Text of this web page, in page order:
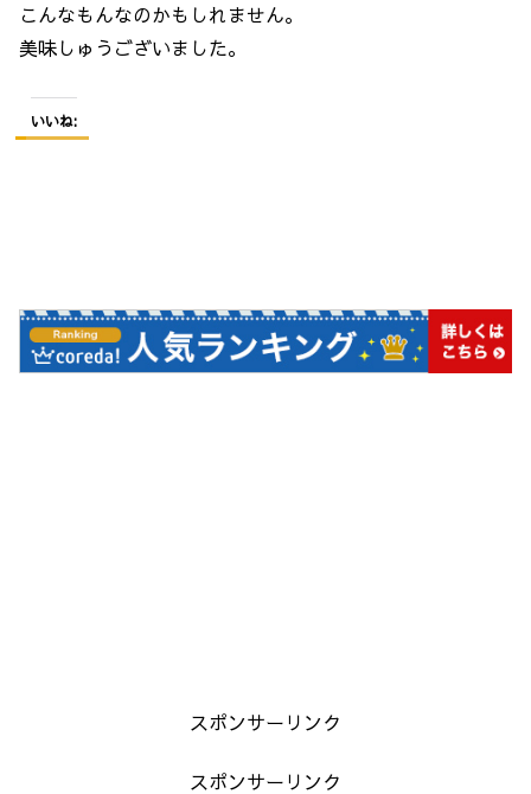
こんなもんなのかもしれません。
美味しゅうございました。
いいね:
スポンサーリンク
スポンサーリンク